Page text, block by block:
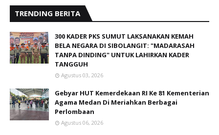
Anggota DPRD Sumut Ingatkan Siswa MAPN 4
Agustus 04, 2026
BM-3 Kota Medan Minta Wali Kota Copot Lurah
Paya Pasir
Juli 30, 2026
PW PERSIS SUMUT GELAR RAPAT PERSIAPAN
MUSYKERNAS PERSIS 2026 DI MEDAN
Agustus 08, 2026